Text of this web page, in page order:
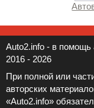
Auto2.info - в
2016 - 2026
При полной или
авторских
«Auto2.info»